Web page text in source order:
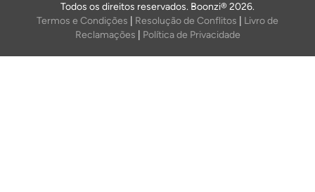
Todos os direitos reservados. Boonzi® 2026.
Termos e Condições
Resolução de Conflitos
Livro de
Reclamações
Política de Privacidade